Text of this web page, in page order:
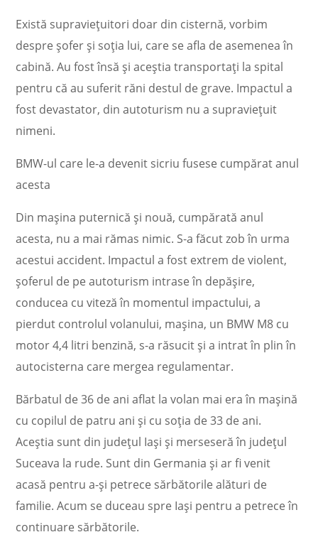
Există supravieţuitori doar din cisternă, vorbim
despre şofer şi soţia lui, care se afla de asemenea în
cabină. Au fost însă şi aceştia transportaţi la spital
pentru că au suferit răni destul de grave. Impactul a
fost devastator, din autoturism nu a supravieţuit
nimeni.
BMW-ul care le-a devenit sicriu fusese cumpărat anul
acesta
Din maşina puternică şi nouă, cumpărată anul
acesta, nu a mai rămas nimic. S-a făcut zob în urma
acestui accident. Impactul a fost extrem de violent,
şoferul de pe autoturism intrase în depăşire,
conducea cu viteză în momentul impactului, a
pierdut controlul volanului, maşina, un BMW M8 cu
motor 4,4 litri benzină, s-a răsucit şi a intrat în plin în
autocisterna care mergea regulamentar.
Bărbatul de 36 de ani aflat la volan mai era în maşină
cu copilul de patru ani şi cu soţia de 33 de ani.
Aceştia sunt din judeţul Iaşi şi merseseră în judeţul
Suceava la rude. Sunt din Germania şi ar fi venit
acasă pentru a-şi petrece sărbătorile alături de
familie. Acum se duceau spre Iaşi pentru a petrece în
continuare sărbătorile.